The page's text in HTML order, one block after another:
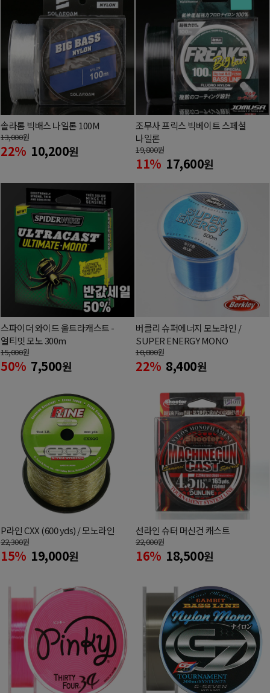
솔라롬 빅배스 나일론 100M
13,000원
22% 10,200원
조무사 프릭스 빅베이트 스페셜
나일론
19,800원
11% 17,600원
스파이더 와이드 울트라캐스트 -
얼티밋 모노 300m
15,000원
50% 7,500원
버클리 슈퍼에너지 모노라인 /
SUPER ENERGY MONO
10,800원
22% 8,400원
P라인 CXX (600 yds) / 모노라인
22,300원
15% 19,000원
선라인 슈터 머신건 캐스트
22,000원
16% 18,500원